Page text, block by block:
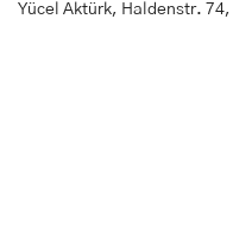
Yücel Aktürk, Haldenstr. 74,